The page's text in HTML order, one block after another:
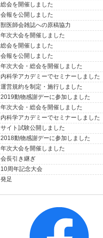
総会を開催しました
会報を公開しました
獣医師会雑誌への原稿協力
年次大会を開催しました
総会を開催しました
会報を公開しました
年次大会・総会を開催しました
内科学アカデミーでセミナーしました
運営規約を制定・施行しました
2019動物感謝デーに参加しました
年次大会・総会を開催しました
内科学アカデミーでセミナーしました
サイト試験公開しました
2018動物感謝デーに参加しました
年次大会を開催しました
会長引き継ぎ
10周年記念大会
発足